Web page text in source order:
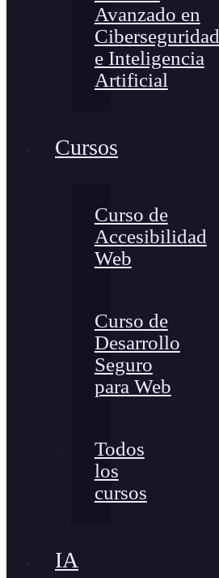
Avanzado en
Ciberseguridad
e Inteligencia
Artificial
Cursos
Curso de
Accesibilidad
Web
Curso de
Desarrollo
Seguro
para Web
Todos
los
cursos
IA